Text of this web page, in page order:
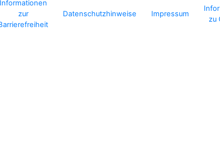
zur
Datenschutzhinweise Impressum
zu